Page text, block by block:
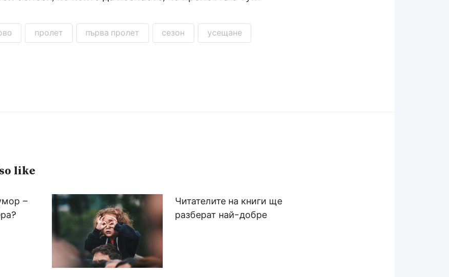
пролет първа пролет сезон усещане
like
–
Читателите на книги ще
разберат най-добре